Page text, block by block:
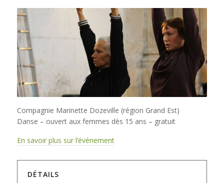
Compagnie Marinette Dozeville (région Grand Est)
Danse – ouvert aux femmes dès 15 ans – gratuit
En savoir plus sur l’événement
DÉTAILS